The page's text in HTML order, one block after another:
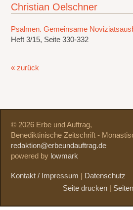
Christian Oelschner
Psalmen. Gemeinsame
Heft 3/15, Seite 330-332
« zurück
© 2026 Erbe und Auftrag,
Benediktinische Zeitschrift -
redaktion@erbeundauftrag.de
powered by lowmark
Kontakt / Impressum
Datenschutz
Seite drucken